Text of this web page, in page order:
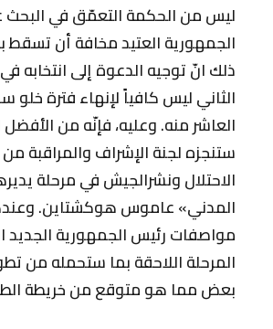
ليس من الحكمة التعمّق في
الجمهورية العتيد مخافة أن
الثاني ليس كافياً لإنهاء فترة خلو
العاشر منه. وعليه، فإنّه من الأفضل
ستنجزه لجنة الإشراف والمراقبة
الاحتلال ونشرالجيش في مرحلة
المدني» عاموس هوكشتاين.
مواصفات رئيس الجمهورية الجديد
المرحلة اللاحقة بما ستحمله من
بعض مما هو متوقع من خريطة